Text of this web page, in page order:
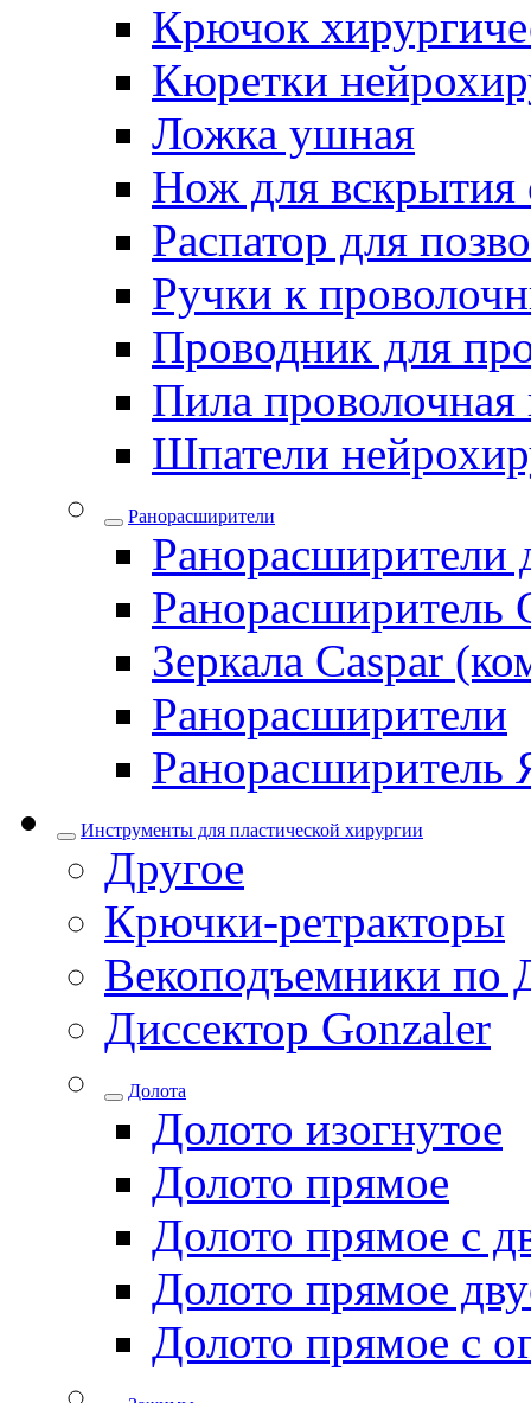
Крючок
Кюретки
Ложка ушная
Нож для вскрытия
Распатор для
Ручки к
Проводник для
Пила проволочная
Шпатели
Ранорасширители
Ранорасширители
Ранорасширитель
Зеркала Caspar
Ранорасширители
Ранорасширитель
Инструменты для пластической хирургии
Другое
Крючки-ретракторы
Векоподъемники по
Диссектор Gonzaler
Долота
Долото изогнутое
Долото прямое
Долото прямое с
Долото прямое
Долото прямое с